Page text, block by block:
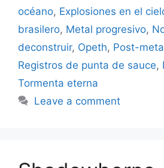
océano, Explosiones en el
brasilero, Metal progresivo,
deconstruir, Opeth, Post-
Registros de punta de sauce,
Tormenta eterna
Leave a comment